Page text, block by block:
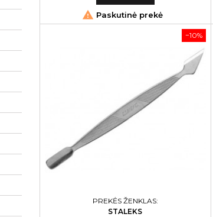
 Paskutinė prekė
−10%
PREKĖS ŽENKLAS:
STALEKS